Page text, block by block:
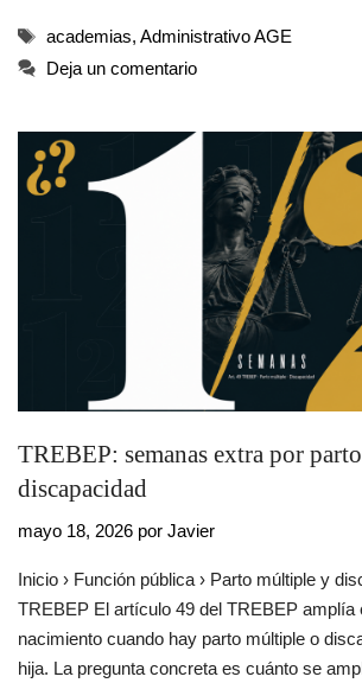
Etiquetas
academias, Administrativo AGE
Deja un comentario
TREBEP: semanas extra por
discapacidad
mayo 18, 2026 por Javier
Inicio › Función pública › Parto múltiple y
TREBEP El artículo 49 del TREBEP amplía
nacimiento cuando hay parto múltiple o
hija. La pregunta concreta es cuánto se